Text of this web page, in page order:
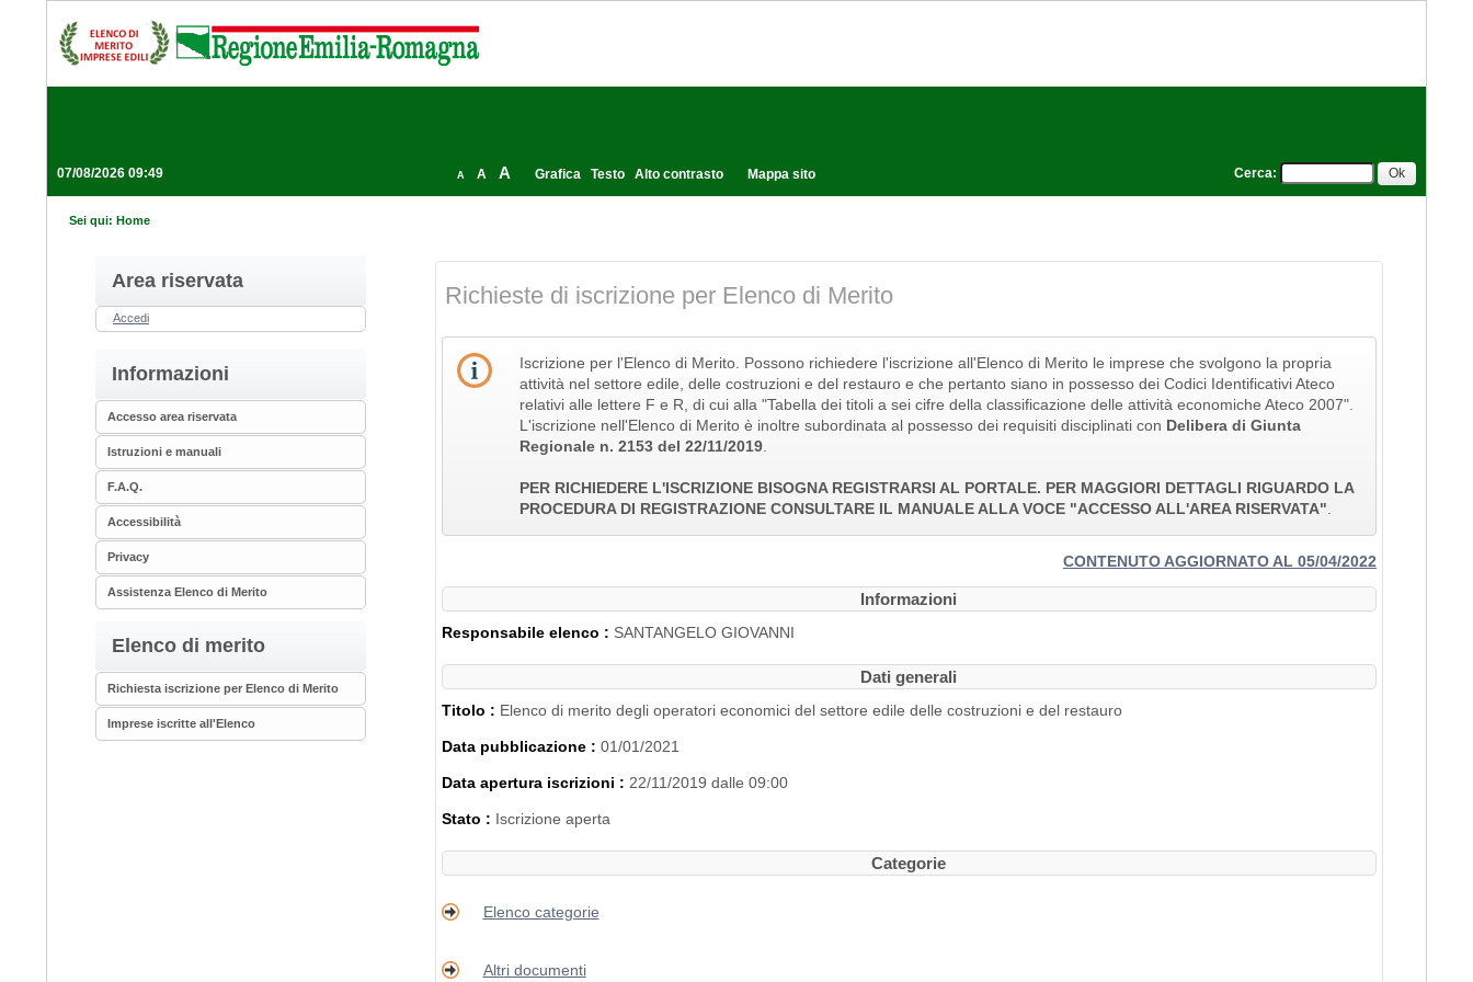
07/08/2026 09:49 Cerca:
A A A Grafica Testo Alto contrasto Mappa sito
Sei qui: Home
Area riservata
Accedi
Informazioni
Accesso area riservata
Istruzioni e manuali
F.A.Q.
Accessibilità
Privacy
Assistenza Elenco di Merito
Elenco di merito
Richiesta iscrizione per Elenco di Merito
Imprese iscritte all'Elenco
Richieste di iscrizione per Elenco di Merito
Iscrizione per l'Elenco di Merito. Possono richiedere l'iscrizione all'Elenco di Merito le imprese che svolgono la propria
attività nel settore edile, delle costruzioni e del restauro e che pertanto siano in possesso dei Codici Identificativi Ateco
relativi alle lettere F e R, di cui alla "Tabella dei titoli a sei cifre della classificazione delle attività economiche Ateco 2007".
L'iscrizione nell'Elenco di Merito è inoltre subordinata al possesso dei requisiti disciplinati con Delibera di Giunta
Regionale n. 2153 del 22/11/2019.
PER RICHIEDERE L'ISCRIZIONE BISOGNA REGISTRARSI AL PORTALE. PER MAGGIORI DETTAGLI RIGUARDO LA
PROCEDURA DI REGISTRAZIONE CONSULTARE IL MANUALE ALLA VOCE "ACCESSO ALL'AREA RISERVATA".
CONTENUTO AGGIORNATO AL 05/04/2022
Informazioni
Responsabile elenco : SANTANGELO GIOVANNI
Dati generali
Titolo : Elenco di merito degli operatori economici del settore edile delle costruzioni e del restauro
Data pubblicazione : 01/01/2021
Data apertura iscrizioni : 22/11/2019 dalle 09:00
Stato : Iscrizione aperta
Categorie
Elenco categorie
Altri documenti